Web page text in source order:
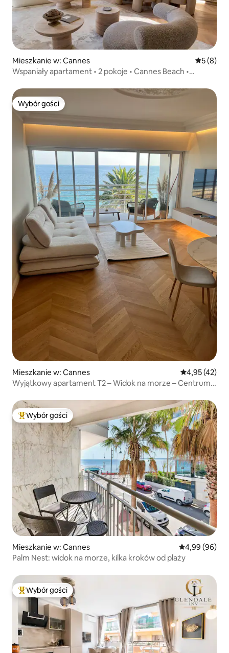
Mieszkanie w: Cannes Średnia
5 (8)
Wspaniały apartament • 2 pokoje • Cannes Beach •
Wybór gości
Wybór gości
Mieszkanie w: Cannes Średnia
4,95 (42)
Wyjątkowy apartament T2 – Widok na morze – Centrum
Najpopularniejsze z kategorii Wybór gości
Wybór gości
Mieszkanie w: Cannes Średnia
4,99 (96)
Palm Nest: widok na morze, kilka kroków od plaży
Najpopularniejsze z kategorii Wybór gości
Wybór gości